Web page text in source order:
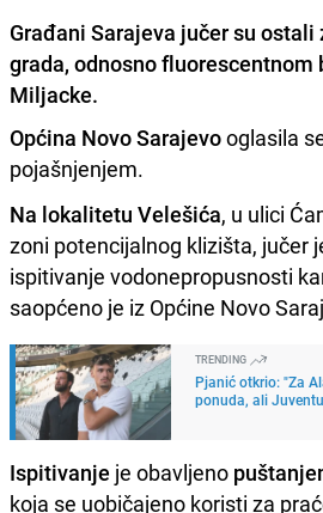
Građani Sarajeva jučer su
grada, odnosno fluorescentnom
Miljacke.
Općina Novo Sarajevooglasila
pojašnjenjem.
Na lokalitetu Velešića, u ulici
zoni potencijalnog klizišta, jučer
ispitivanje vodonepropusnosti
saopćeno je iz Općine Novo
TRENDING
Pjanić otkrio: "Za
ponuda, ali
Ispitivanje je obavljeno
koja se uobičajeno koristi za